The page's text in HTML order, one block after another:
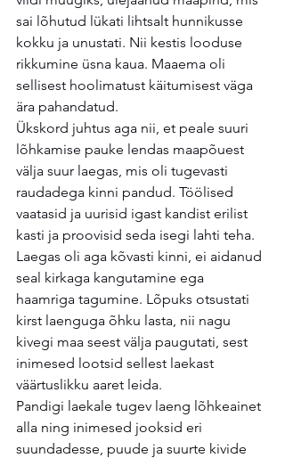
sai lõhutud lükati lihtsalt hunnikusse
kokku ja unustati. Nii kestis looduse
rikkumine üsna kaua. Maaema oli
sellisest hoolimatust käitumisest väga
ära pahandatud.
Ükskord juhtus aga nii, et peale suuri
lõhkamise pauke lendas maapõuest
välja suur laegas, mis oli tugevasti
raudadega kinni pandud. Töölised
vaatasid ja uurisid igast kandist erilist
kasti ja proovisid seda isegi lahti teha.
Laegas oli aga kõvasti kinni, ei aidanud
seal kirkaga kangutamine ega
haamriga tagumine. Lõpuks otsustati
kirst laenguga õhku lasta, nii nagu
kivegi maa seest välja paugutati, sest
inimesed lootsid sellest laekast
väärtuslikku aaret leida.
Pandigi laekale tugev laeng lõhkeainet
alla ning inimesed jooksid eri
suundadesse, puude ja suurte kivide